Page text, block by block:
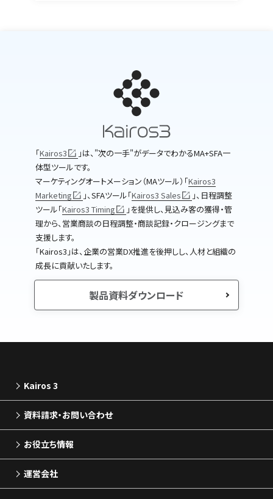
｢Kairos3
｣は、"次の一手"がデータでわかるMA+SFA一
体型ツールです。
マーケティングオートメーション（MAツール）｢Kairos3
Marketing
｣、SFAツール｢Kairos3 Sales
｣、日程調整
ツール｢Kairos3 Timing
｣を提供し、見込み客の獲得・管
理から、営業商談の日程調整・商談記録・クロージングまで
支援します。
｢Kairos3｣は、企業の営業DX推進を後押しし、人材と組織の
成長に貢献いたします。
製品資料ダウンロード
Kairos 3
資料請求・お問い合わせ
お役立ち情報
運営会社